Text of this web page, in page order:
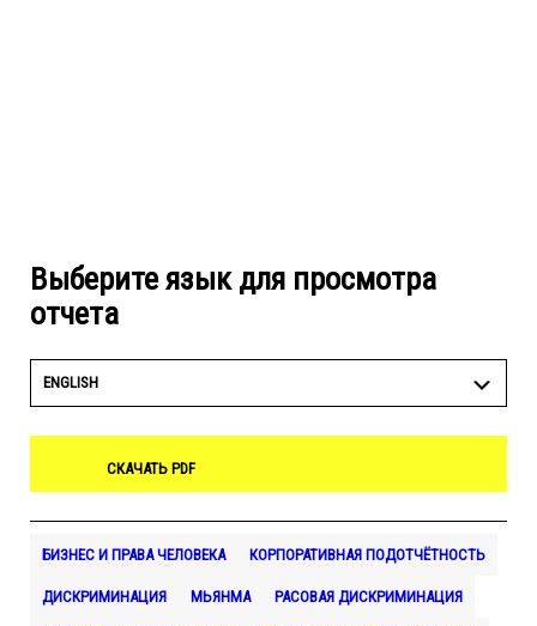
Выберите язык для просмотра
отчета
ENGLISH
СКАЧАТЬ PDF
БИЗНЕС И ПРАВА ЧЕЛОВЕКА КОРПОРАТИВНАЯ ПОДОТЧЁТНОСТЬ
ДИСКРИМИНАЦИЯ МЬЯНМА РАСОВАЯ ДИСКРИМИНАЦИЯ